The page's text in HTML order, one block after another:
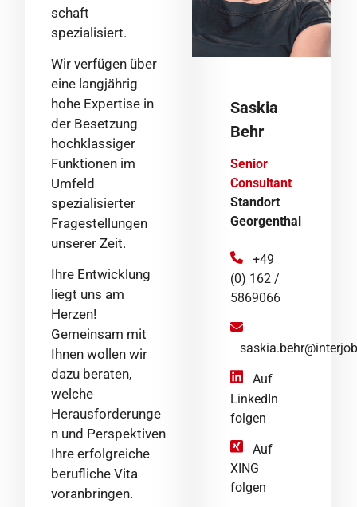
schaft
spezialisiert.
Wir verfügen über
eine langjährig
hohe Expertise in
der Besetzung
hochklassiger
Funktionen im
Umfeld
spezialisierter
Fragestellungen
unserer Zeit.
Ihre Entwicklung
liegt uns am
Herzen!
Gemeinsam mit
Ihnen wollen wir
dazu beraten,
welche
Herausforderunge
n und Perspektiven
Ihre erfolgreiche
berufliche Vita
voranbringen.
Saskia
Behr
Senior
Consultant
Standort
Georgenthal
+49
(0) 162 /
5869066
Auf
LinkedIn
folgen
Auf
XING
folgen